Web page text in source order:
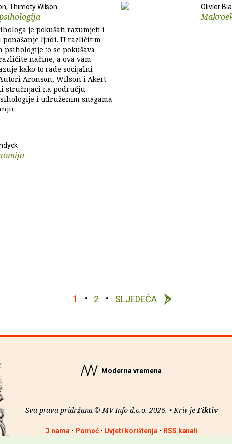
Thimoty Wilson
je pokušati razumjeti i
ponašanje ljudi. U različitim
psihologije to se pokušava
načine, a ova vam
kako to rade socijalni
Aronson, Wilson i Akert
stručnjaci na području
i udruženim snagama
Olivier
1 2 SLJEDEĆA
Moderna vremena
Sva prava pridržana © MV Info d.o.o. 2026. • Kriv je Fiktiv
O nama • Pomoć• Uvjeti korištenja • RSS kanali